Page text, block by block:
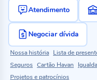
Atendimento
Negociar dívida
Nossa história Lista de
Seguros Cartão Havan
Projetos e patrocínios